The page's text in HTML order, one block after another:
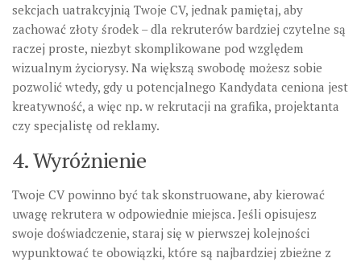
sekcjach uatrakcyjnią Twoje CV, jednak pamiętaj, aby
zachować złoty środek – dla rekruterów bardziej czytelne są
raczej proste, niezbyt skomplikowane pod względem
wizualnym życiorysy. Na większą swobodę możesz sobie
pozwolić wtedy, gdy u potencjalnego Kandydata ceniona jest
kreatywność, a więc np. w rekrutacji na grafika, projektanta
czy specjalistę od reklamy.
4. Wyróżnienie
Twoje CV powinno być tak skonstruowane, aby kierować
uwagę rekrutera w odpowiednie miejsca. Jeśli opisujesz
swoje doświadczenie, staraj się w pierwszej kolejności
wypunktować te obowiązki, które są najbardziej zbieżne z